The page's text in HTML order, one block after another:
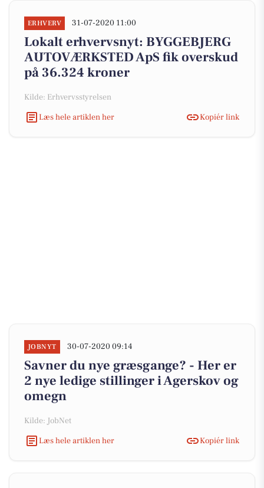
ERHVERV 31-07-2020 11:00
Lokalt erhvervsnyt: BYGGEBJERG
AUTOVÆRKSTED ApS fik overskud
på 36.324 kroner
Kilde: Erhvervsstyrelsen
Læs hele artiklen her
Kopiér link
JOBNYT 30-07-2020 09:14
Savner du nye græsgange? - Her er
2 nye ledige stillinger i Agerskov og
omegn
Kilde: JobNet
Læs hele artiklen her
Kopiér link